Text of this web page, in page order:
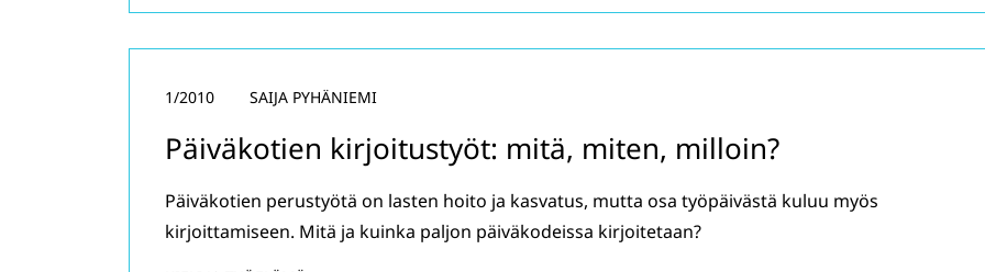
Päiväkotien kirjoitustyöt: mitä, miten, milloin?
1/2010 SAIJA PYHÄNIEMI
Päiväkotien perustyötä on lasten hoito ja kasvatus, mutta osa työpäivästä kuluu myös
kirjoittamiseen. Mitä ja kuinka paljon päiväkodeissa kirjoitetaan?